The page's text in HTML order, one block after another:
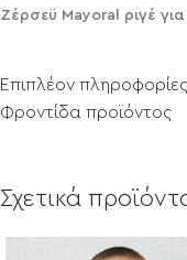
Ζέρσεϋ Mayoral ριγέ
Επιπλέον πληροφορίες
Φροντίδα προϊόντος
Σχετικά